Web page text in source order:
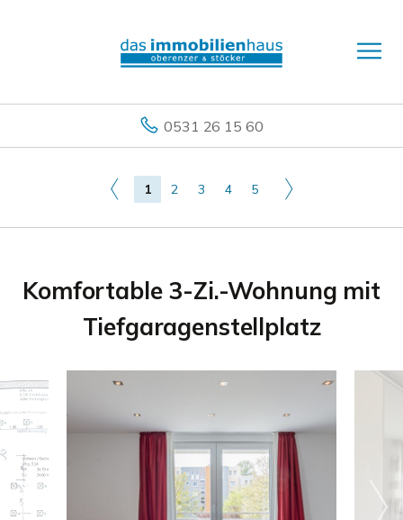
0531 26 15 60
1 2 3 4 5
Komfortable 3-Zi.-Wohnung mit
Tiefgaragenstellplatz